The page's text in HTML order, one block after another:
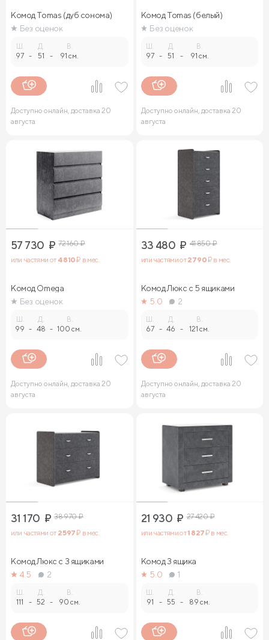
Комод Tomas (дуб сонома)
Без оценок
97 -
Д.
51 -
В.
91 см.
Доступно онлайн, доставка 20
августа
Комод Tomas (белый)
Без оценок
97 -
Д.
51 -
В.
91 см.
Доступно онлайн, доставка 20
августа
57 730 ₽ 72 160₽
или частями от 4 810₽ в мес.
Комод Omega
Без оценок
99 -
Д.
48 -
В.
100 см.
Доступно онлайн, доставка 20
августа
33 480 ₽ 41 850₽
или частями от2 790₽ в мес.
Комод Люкс с 5 ящиками
5.0
2
67 -
Д.
46 -
В.
121 см.
Доступно онлайн, доставка 20
августа
31 170 ₽ 38 970₽
или частями от 2 597₽ в мес.
Комод Люкс с 3 ящиками
4.5
2
111 -
Д.
52 -
В.
90 см.
21 930 ₽ 27 420₽
или частями от1 827₽ в мес.
Комод 3 ящика
5.0
1
91 -
Д.
55 -
В.
89 см.